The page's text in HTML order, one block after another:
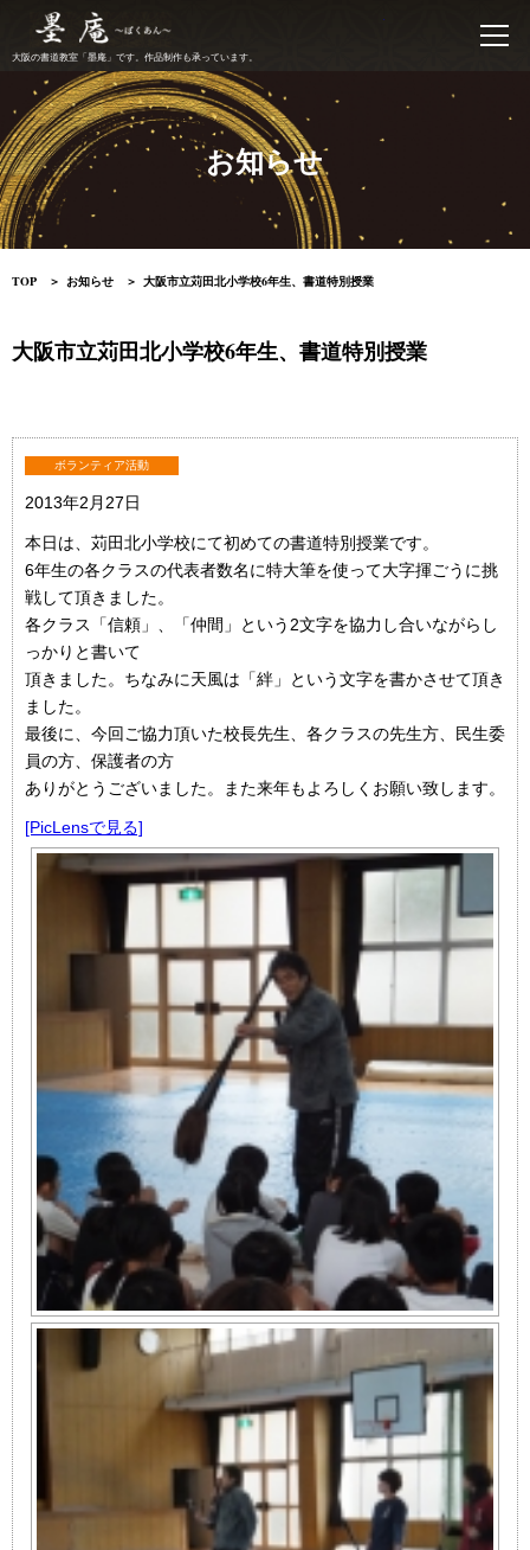
大阪の書道教室「墨庵」です。作品制作も承っています。
お知らせ
TOP お知らせ 大阪市立苅田北小学校6年生、書道特別授業
大阪市立苅田北小学校6年生、書道特別授業
ボランティア活動
2013年2月27日
本日は、苅田北小学校にて初めての書道特別授業です。
6年生の各クラスの代表者数名に特大筆を使って大字揮ごうに挑
戦して頂きました。
各クラス「信頼」、「仲間」という2文字を協力し合いながらし
っかりと書いて
頂きました。ちなみに天風は「絆」という文字を書かさせて頂き
ました。
最後に、今回ご協力頂いた校長先生、各クラスの先生方、民生委
員の方、保護者の方
ありがとうございました。また来年もよろしくお願い致します。
[PicLensで見る]